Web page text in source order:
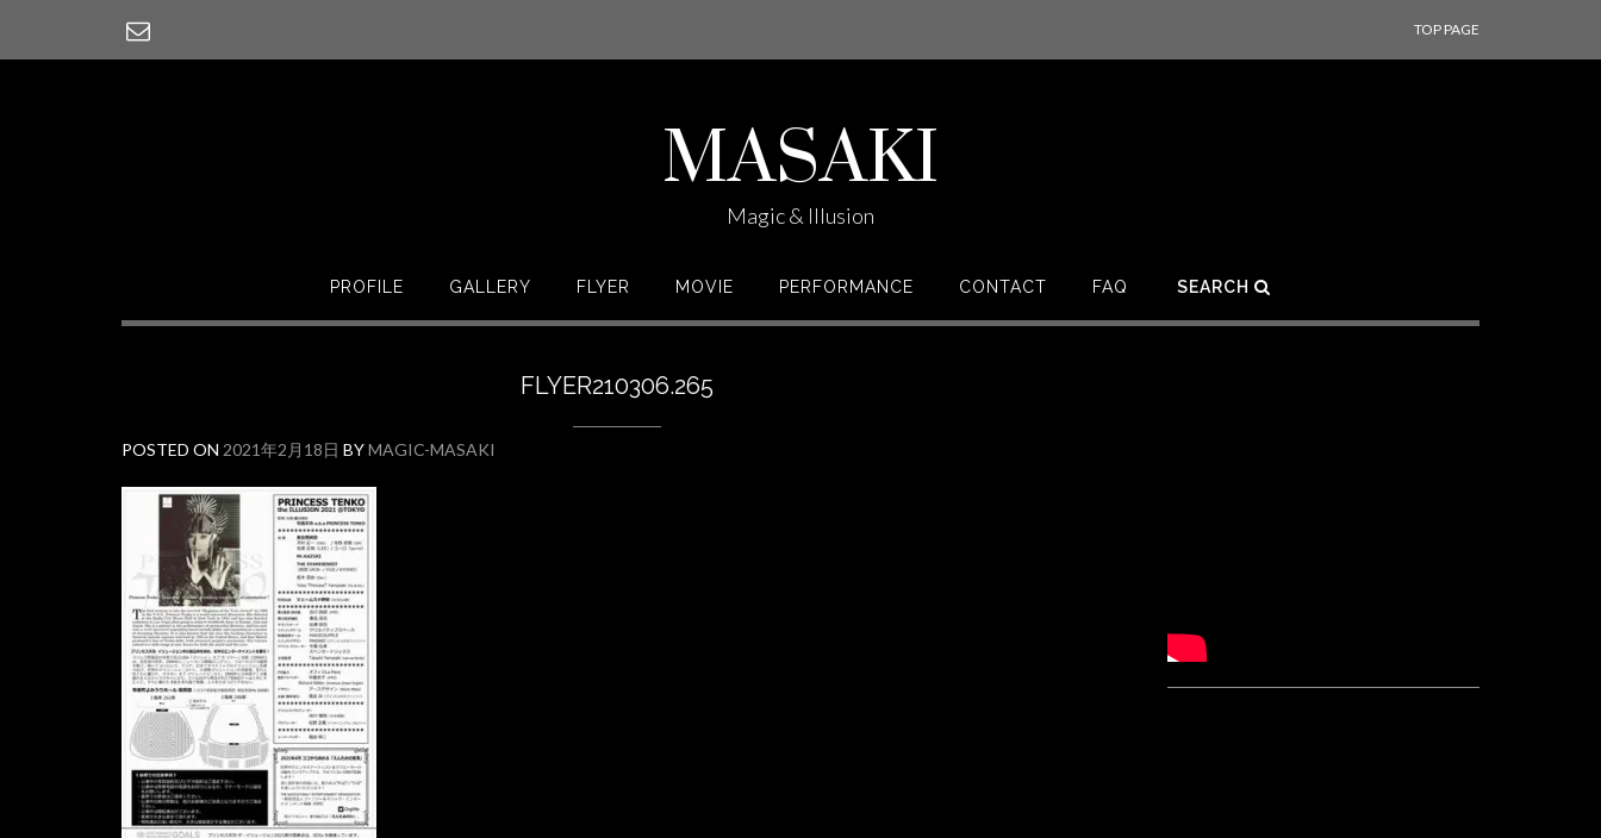
TOP PAGE
MASAKI
Magic & Illusion
PROFILE GALLERY FLYER MOVIE PERFORMANCE CONTACT FAQ SEARCH
FLYER210306.265
POSTED ON 2021年2月18日 BYMAGIC-MASAKI